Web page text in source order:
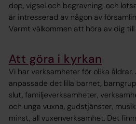
dop, vigsel och begravning, och
är intresserad av någon av
Varmt välkommen att höra av dig till
Att göra i kyrkan
Vi har verksamheter för olika
anpassade det lilla barnet,
slut, familjeverksamheter,
och unga vuxna, gudstjänster,
minst, all vuxenverksamhet. Det